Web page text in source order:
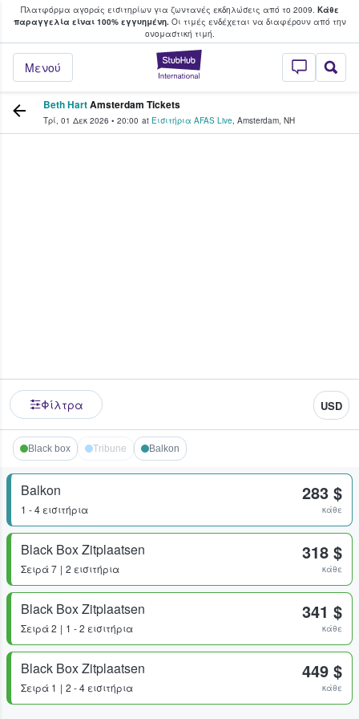
Πλατφόρμα αγοράς εισιτηρίων για ζωντανές εκδηλώσεις από το 2009. Κάθε
παραγγελία είναι 100% εγγυημένη.Οι τιμές ενδέχεται να διαφέρουν από την
oνομαστική τιμή.
StubHub - Όπου
Μενού
φαν αγοράζουν και πουλούν
Beth HartAmsterdam Tickets
Τρί, 01 Δεκ 2026 • 20:00 at Εισιτήρια AFAS Live, Amsterdam, NH
Φίλτρα USD
Black box Tribune Balkon
Balkon
1 - 4 εισιτήρια
283 $
κάθε
Black Box Zitplaatsen
Σειρά7 2 εισιτήρια
318 $
κάθε
Black Box Zitplaatsen
Σειρά2 1 - 2 εισιτήρια
341 $
κάθε
Black Box Zitplaatsen
Σειρά 1 2 - 4 εισιτήρια
449 $
κάθε